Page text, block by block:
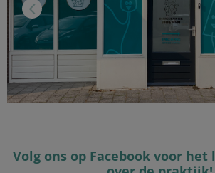
Volg ons op Facebook voor